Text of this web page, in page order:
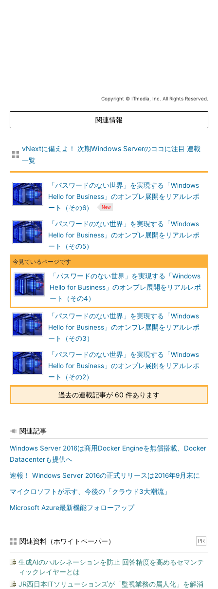
また、「ドメイン」ページでは追加したドメインの状態が「未確
ディレクトリ同期用に確認済みのドメイン：0
ディレクトリ同期：非アクティブ化済み
Azure AD Connectをインストールし同期を開始する
次に、ディレクトリ同期コンポーネントのAzure AD Connect
を、オンプレミスのActive Directoryドメインのメンバーサーバ
（WebアプリケーションプロキシやActive Directoryフェデレー
ションサービスのサーバを使用可）にインストールして、ディレ
クトリ同期とシングルサインオン（SSO）のセットアップを行い
ます。具体的な手順は、以下のようになります。
（1）Azure AD Connectをインストールするサーバに、以下の前
提コンポーネントをインストールします。
リモートサーバ管理ツールの「AD DSスナップイ
ンおよびコマンドラインツール」（RSAT-ADDS-
Tools）
（RSAT-AD-PowerShell）
Windows PowerShell用Windows Azure Active
Directoryモジュール
（2）以下のWebサイトからAzure AD Connectのインストーラー
Microsoft Azure Active Directory Connect
（Microsoft
（3）ダウンロードしたインストーラーを実行すると「Azure AD
Connectウィザード」が自動開始するので、「簡単設定」のペー
Copyright © ITmedia, Inc. All Rights Reserved.
関連情報
vNextに備えよ！ 次期Windows Serverのココに注目 連載
一覧
「パスワードのない世界」を実現する「Windows
Hello for Business」のオンプレ展開をリアルレポ
ート（その6）
「パスワードのない世界」を実現する「Windows
Hello for Business」のオンプレ展開をリアルレポ
ート（その5）
「パスワードのない世界」を実現する「Windows
Hello for Business」のオンプレ展開をリアルレポ
ート（その4）
「パスワードのない世界」を実現する「Windows
Hello for Business」のオンプレ展開をリアルレポ
ート（その3）
「パスワードのない世界」を実現する「Windows
Hello for Business」のオンプレ展開をリアルレポ
ート（その2）
過去の連載記事が 60 件あります
関連記事
Windows Server 2016は商用Docker Engineを無償搭載、Docker
Datacenterも提供へ
速報！ Windows Server 2016の正式リリースは2016年9月末に
マイクロソフトが示す、今後の「クラウド3大潮流」
Microsoft Azure最新機能フォローアップ
関連資料（ホワイトペーパー） PR
生成AIのハルシネーションを防止 回答精度を高めるセマンテ
ィックレイヤーとは
JR西日本ITソリューションズが「監視業務の属人化」を解消